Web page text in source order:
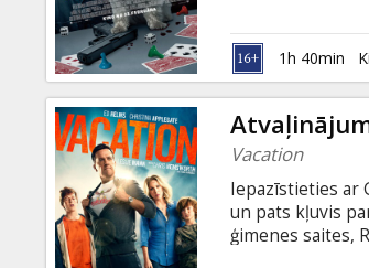
vien mana, ka
apgriezienus,
vai arī… spēlei
1h 40min
Vacation
Iepazīstieties ar
un pats kļuvis
ģimenes saites,